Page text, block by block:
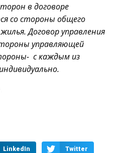
в договоре
со стороны общего
Договор управления
управляющей
с каждым из
LinkedIn Twitter